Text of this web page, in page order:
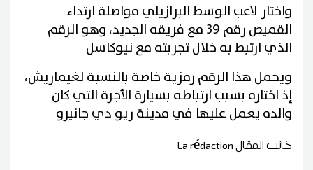
واختار لاعب الوسط البرازيلي مواصلة ارتداء
القميص رقم 39 مع فريقه الجديد، وهو الرقم
الذي ارتبط به خلال تجربته مع نيوكاسل
ويحمل هذا الرقم رمزية خاصة بالنسبة لغيماريش،
إذ اختاره بسبب ارتباطه بسيارة الأجرة التي كان
والده يعمل عليها في مدينة ريو دي جانيرو
كاتب المقالLa rédaction